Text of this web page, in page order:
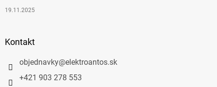
19.11.2025
Kontakt
objednavky@elektroantos.sk
+421 903 278 553